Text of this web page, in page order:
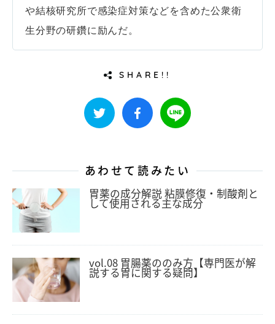
や結核研究所で感染症対策などを含めた公衆衛
生分野の研鑽に励んだ。
SHARE!!
あわせて読みたい
胃薬の成分解説 粘膜修復・制酸剤と
して使用される主な成分
vol.08 胃腸薬ののみ方【専門医が解
説する胃に関する疑問】